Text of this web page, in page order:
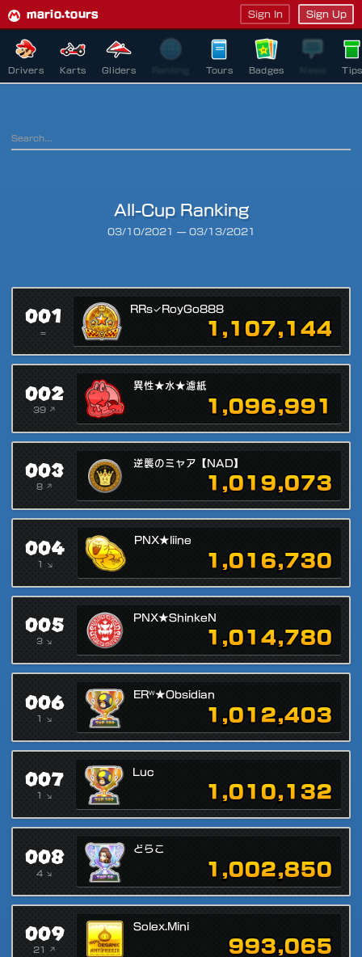
mario.tours Sign In Sign Up
Drivers Karts Gliders Tours Badges Tips
All-Cup Ranking
03/10/2021 — 03/13/2021
001
=
RRs✓RoyGo888
1,107,144
002
39 ↗
異性★水★濾紙
1,096,991
003
8 ↗
逆襲のミャア【NAD】
1,019,073
004
1 ↘
PNX★liine
1,016,730
005
3 ↘
PNX★ShinkeN
1,014,780
006
1 ↘
ERᵂ★Obsidian
1,012,403
007
1 ↘
Luc
1,010,132
008
4 ↘
どらこ
1,002,850
009
21 ↗
Solex.Mini
993,065